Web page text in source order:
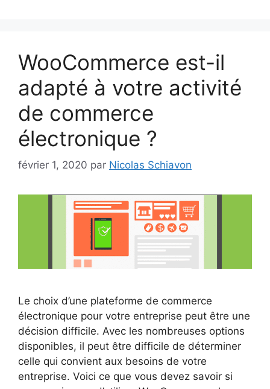
WooCommerce est-il
adapté à votre activité
de commerce
électronique ?
février 1, 2020 par Nicolas Schiavon
Le choix d’une plateforme de commerce
électronique pour votre entreprise peut être une
décision difficile. Avec les nombreuses options
disponibles, il peut être difficile de déterminer
celle qui convient aux besoins de votre
entreprise. Voici ce que vous devez savoir si